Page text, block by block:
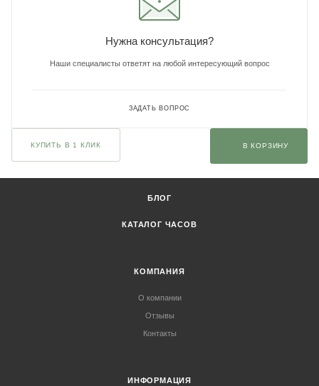
Нужна консультация?
Наши специалисты ответят на любой интересующий вопрос
ЗАДАТЬ ВОПРОС
КУПИТЬ В 1 КЛИК В КОРЗИНУ
БЛОГ
КАТАЛОГ ЧАСОВ
КОМПАНИЯ
О компании
Отзывы
Контакты
ИНФОРМАЦИЯ